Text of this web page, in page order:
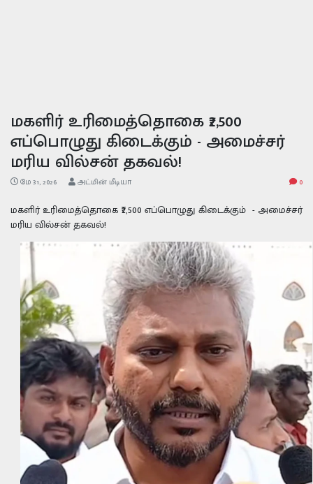
மகளிர் உரிமைத்தொகை ₹2,500
எப்பொழுது கிடைக்கும் - அமைச்சர்
மரிய வில்சன் தகவல்!
மே 31, 2026 அட்மின் மீடியா 0
மகளிர் உரிமைத்தொகை ₹2,500 எப்பொழுது கிடைக்கும் - அமைச்சர்
மரிய வில்சன் தகவல்!